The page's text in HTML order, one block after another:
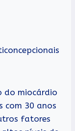
do miocárdio
com 30 anos
fatores